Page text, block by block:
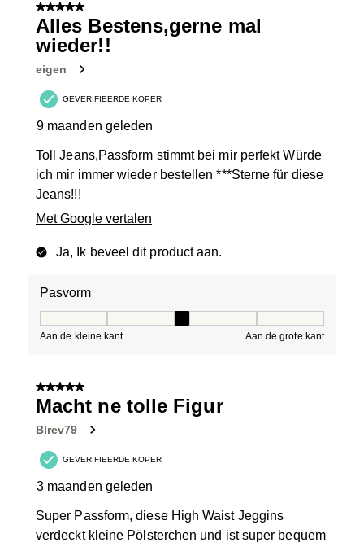
5 van 5 sterren.
Alles Bestens,gerne mal
wieder!!
eigen
GEVERIFIEERDE KOPER
9 maanden geleden
Toll Jeans,Passform stimmt bei mir perfekt Würde
ich mir immer wieder bestellen ***Sterne für diese
Jeans!!!
Met Google vertalen
Ja, Ik beveel dit product aan.
Pasvorm
Aan de kleine kant Aan de grote kant
5 van 5 sterren.
Macht ne tolle Figur
Blrev79
GEVERIFIEERDE KOPER
3 maanden geleden
Super Passform, diese High Waist Jeggins
verdeckt kleine Pölsterchen und ist super bequem